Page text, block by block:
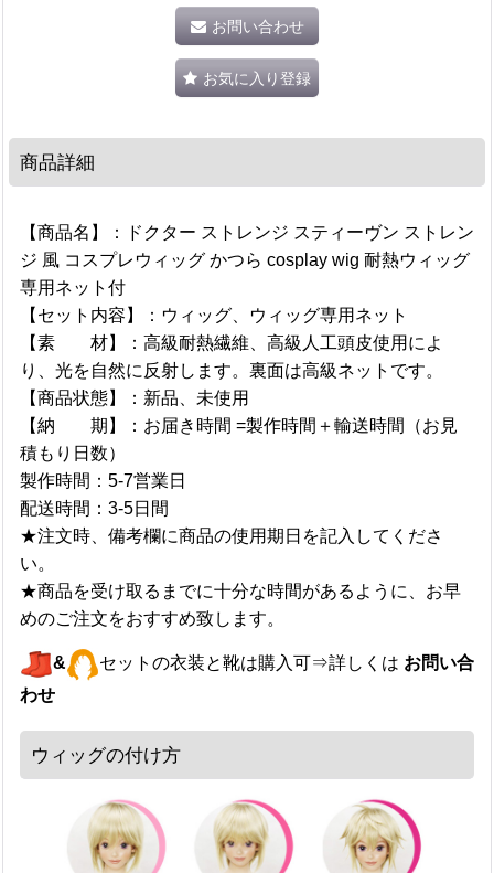
お問い合わせ
お気に入り登録
商品詳細
【商品名】：ドクター ストレンジ スティーヴン ストレン
ジ 風 コスプレウィッグ かつら cosplay wig 耐熱ウィッグ
専用ネット付
【セット内容】：ウィッグ、ウィッグ専用ネット
【素 材】：高級耐熱繊維、高級人工頭皮使用によ
り、光を自然に反射します。裏面は高級ネットです。
【商品状態】：新品、未使用
【納 期】：お届き時間 =製作時間＋輸送時間（お見
積もり日数）
製作時間：5-7営業日
配送時間：3-5日間
★注文時、備考欄に商品の使用期日を記入してくださ
い。
★商品を受け取るまでに十分な時間があるように、お早
めのご注文をおすすめ致します。
& セットの衣装と靴は購入可⇒詳しくは お問い合
わせ
ウィッグの付け方